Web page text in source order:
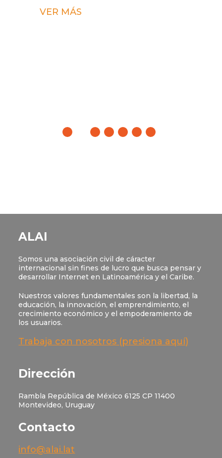
ALAI
Somos una asociación civil de cáracter
internacional sin fines de lucro que busca pensar y
desarrollar Internet en Latinoamérica y el Caribe.
Nuestros valores fundamentales son la libertad, la
educación, la innovación, el emprendimiento, el
crecimiento económico y el empoderamiento de
los usuarios.
Trabaja con nosotros (presiona aquí)
Dirección
Rambla República de México 6125 CP 11400
Montevideo, Uruguay
Contacto
info@alai.lat